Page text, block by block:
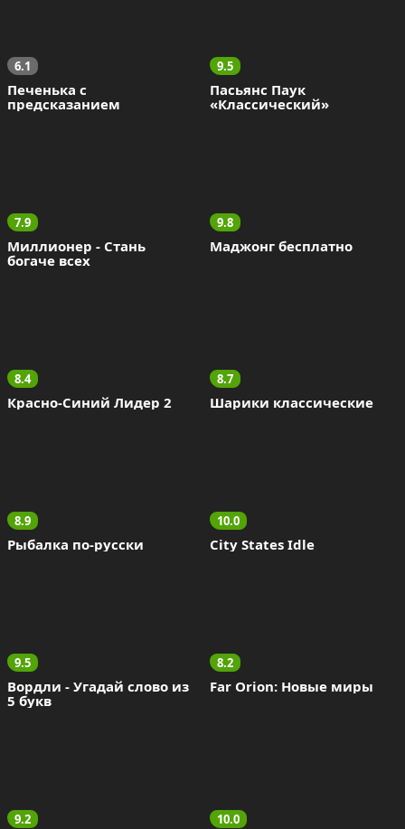
6.1
Печенька с
предсказанием
9.5
Пасьянс Паук
«Классический»
7.9
Миллионер - Стань
богаче всех
9.8
Маджонг бесплатно
8.4
Красно-Синий Лидер 2
8.7
Шарики классические
8.9
Рыбалка по-русски
10.0
City States Idle
9.5
Вордли - Угадай слово из
5 букв
8.2
Far Orion: Новые миры
9.2 10.0